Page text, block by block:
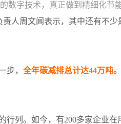
数字技术，真正做到精细化节
责人周文闻表示，其中还有不
步， 全年碳减排总计达44万吨。
列。如今，有200多家企业